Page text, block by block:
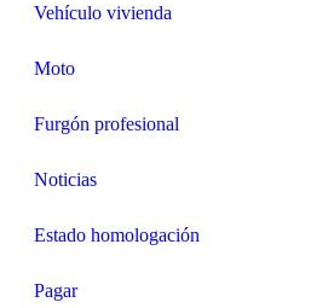
Vehículo vivienda
Moto
Furgón profesional
Noticias
Estado homologación
Pagar